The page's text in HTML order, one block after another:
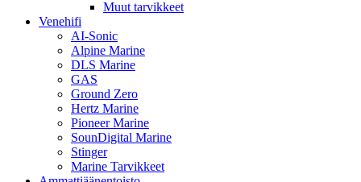
Muut tarvikkeet
Venehifi
AI-Sonic
Alpine Marine
DLS Marine
GAS
Ground Zero
Hertz Marine
Pioneer Marine
SounDigital Marine
Stinger
Marine Tarvikkeet